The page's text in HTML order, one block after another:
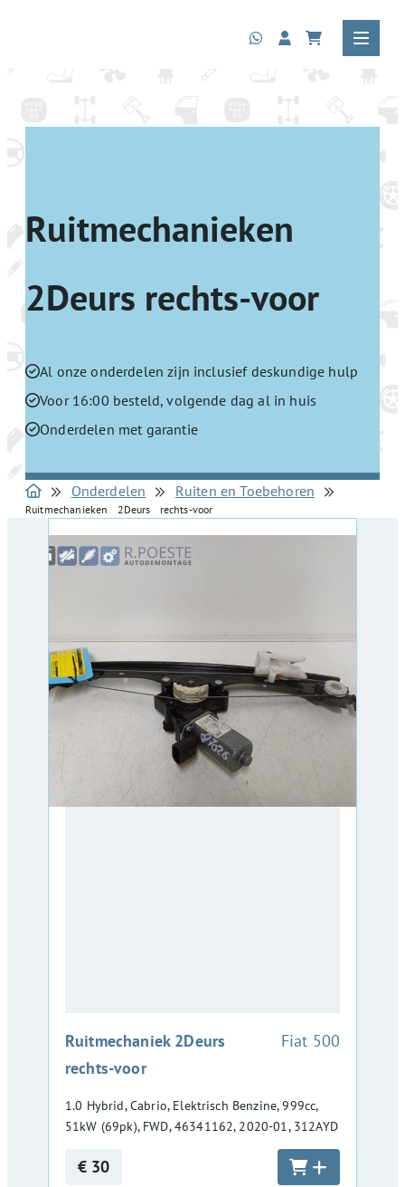
Ruitmechanieken
2Deurs rechts-voor
Al onze onderdelen zijn inclusief deskundige hulp
Voor 16:00 besteld, volgende dag al in huis
Onderdelen met garantie
Onderdelen Ruiten en Toebehoren
Ruitmechanieken 2Deurs rechts-voor
Ruitmechaniek 2Deurs
rechts-voor
:Fiat 500
1.0 Hybrid, Cabrio, Elektrisch Benzine, 999cc,
51kW (69pk), FWD, 46341162, 2020-01, 312AYD
€ 30